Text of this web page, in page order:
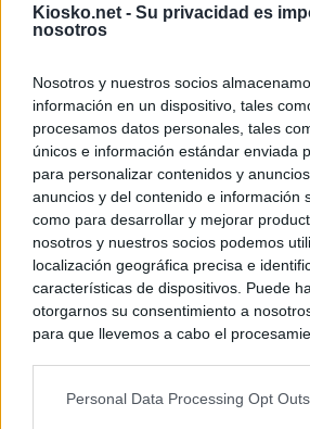
Kiosko.net - Su privacidad es
nosotros
Nosotros y nuestros socios
información en un dispositivo, tales
procesamos datos personales, tales
únicos e información estándar enviada
para personalizar contenidos y
anuncios y del contenido e información
como para desarrollar y mejorar
nosotros y nuestros socios podemos
localización geográfica precisa e
características de dispositivos. Puede
otorgarnos su consentimiento a
para que llevemos a cabo el
negar su consentimiento. Tenga en
Personal Data Processing Opt Outs